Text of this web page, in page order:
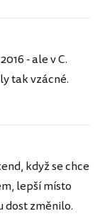
- ale v C.
tak vzácné.
když se chce
lepší místo
dost změnilo.